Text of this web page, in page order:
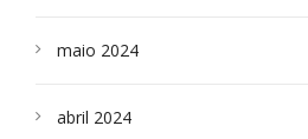
maio 2024
abril 2024